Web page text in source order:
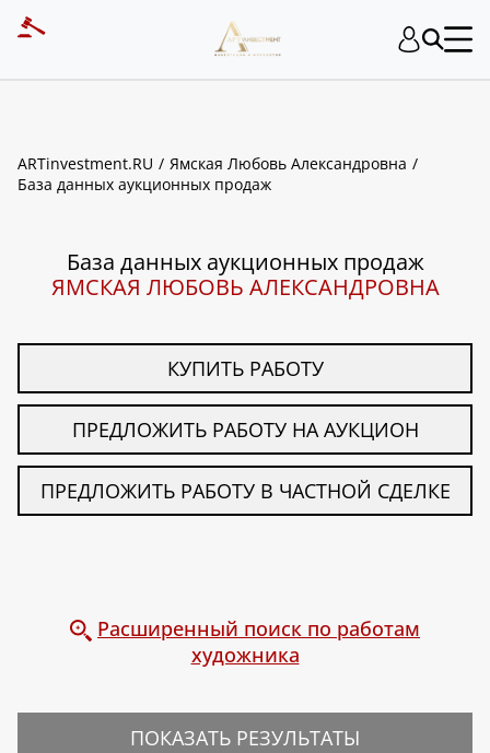
ARTinvestment.RU
Ямская Любовь Александровна
База данных аукционных продаж
База данных аукционных продаж
ЯМСКАЯ ЛЮБОВЬ АЛЕКСАНДРОВНА
КУПИТЬ РАБОТУ
ПРЕДЛОЖИТЬ РАБОТУ НА АУКЦИОН
ПРЕДЛОЖИТЬ РАБОТУ В ЧАСТНОЙ СДЕЛКЕ
Расширенный поиск по работам
художника
ПОКАЗАТЬ РЕЗУЛЬТАТЫ